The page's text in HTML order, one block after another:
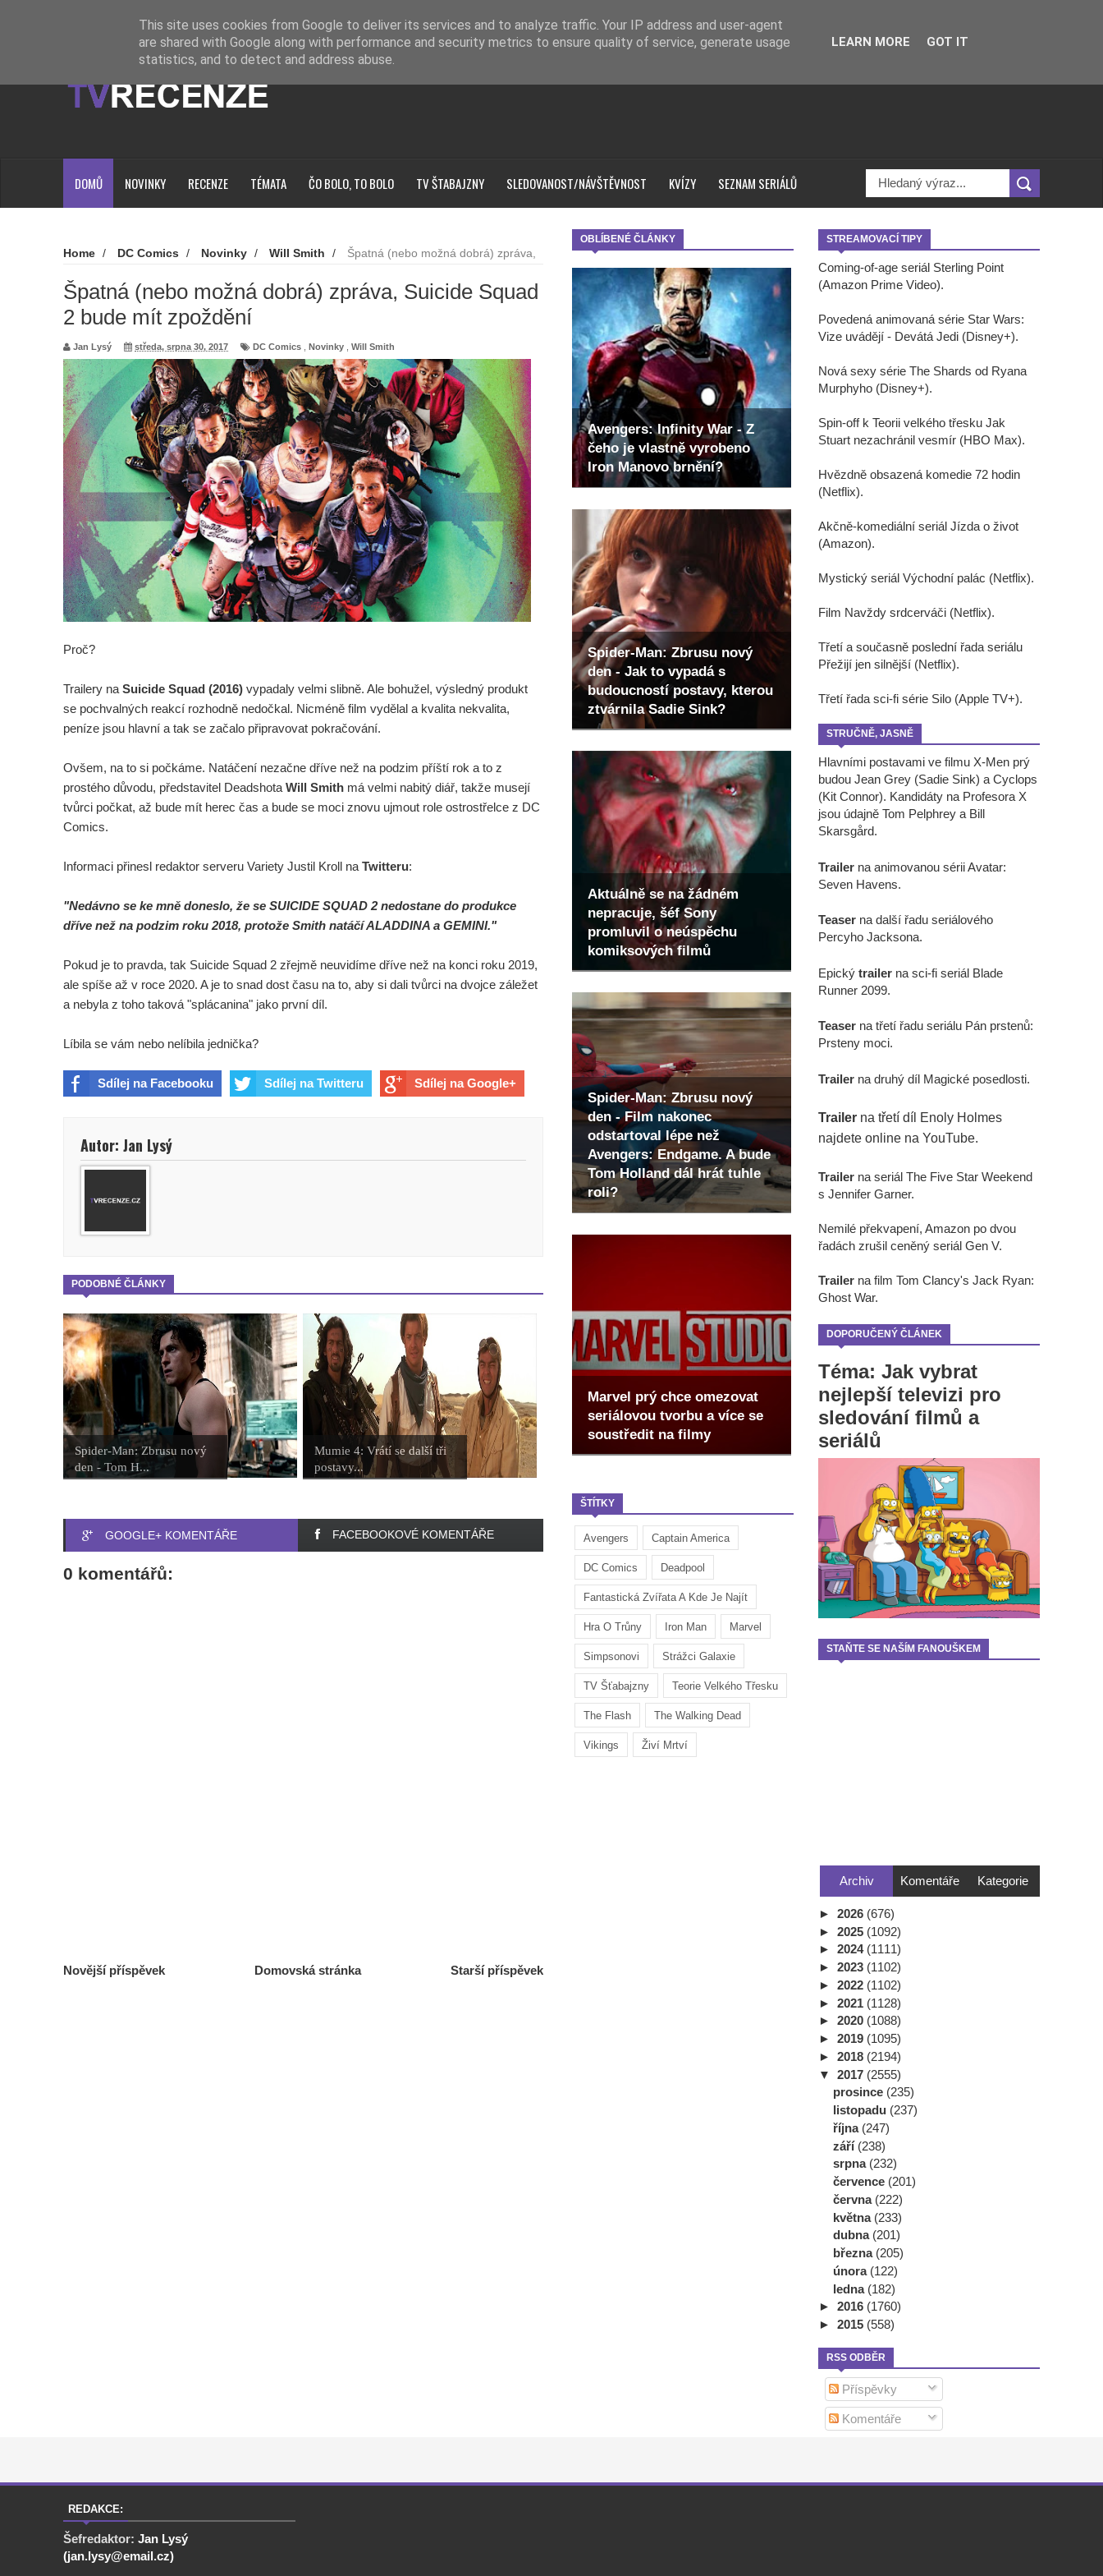
Loading...
DOMŮ NOVINKY RECENZE TÉMATA ČO BOLO, TO BOLO TV ŠTABAJZNY SLEDOVANOST/NÁVŠTĚVNOST KVÍZY SEZNAM SERIÁLŮ
OBLÍBENÉ ČLÁNKY
Avengers: Infinity War - Z
čeho je vlastně vyrobeno
Iron Manovo brnění?
Spider-Man: Zbrusu nový
den - Jak to vypadá s
budoucností postavy, kterou
ztvárnila Sadie Sink?
Aktuálně se na žádném
nepracuje, šéf Sony
promluvil o neúspěchu
komiksových filmů
Spider-Man: Zbrusu nový
den - Film nakonec
odstartoval lépe než
Avengers: Endgame. A bude
Tom Holland dál hrát tuhle
roli?
Marvel prý chce omezovat
seriálovou tvorbu a více se
soustředit na filmy
ŠTÍTKY
Avengers Captain America
DC Comics Deadpool
Fantastická Zvířata A Kde Je Najít
Hra O Trůny Iron Man Marvel
Simpsonovi Strážci Galaxie
TV Šťabajzny Teorie Velkého Třesku
The Flash The Walking Dead
Vikings Živí Mrtví
Home / DC Comics / Novinky / Will Smith /
Špatná (nebo možná dobrá) zpráva,
Špatná (nebo možná dobrá) zpráva, Suicide Squad
2 bude mít zpoždění
Jan Lysý středa, srpna 30, 2017 DC Comics Novinky Will Smith
Proč?
Trailery naSuicide Squad (2016) vypadaly velmi slibně. Ale bohužel, výsledný produkt
se pochvalných reakcí rozhodně nedočkal. Nicméně film vydělal a kvalita nekvalita,
peníze jsou hlavní a tak se začalo připravovat pokračování.
Ovšem, na to si počkáme. Natáčení nezačne dříve než na podzim příští rok a to z
prostého důvodu, představitel DeadshotaWill Smith má velmi nabitý diář, takže musejí
tvůrci počkat, až bude mít herec čas a bude se moci znovu ujmout role ostrostřelce z DC
Comics.
Informaci přinesl redaktor serveru Variety Justil Kroll naTwitteru:
"Nedávno se ke mně doneslo, že se SUICIDE SQUAD 2 nedostane do produkce
dříve než na podzim roku 2018, protože Smith natáčí ALADDINA a GEMINI."
Pokud je to pravda, tak Suicide Squad 2 zřejmě neuvidíme dříve než na konci roku 2019,
ale spíše až v roce 2020. A je to snad dost času na to, aby si dali tvůrci na dvojce záležet
a nebyla z toho taková "splácanina" jako první díl.
Líbila se vám nebo nelíbila jednička?
Sdílej na Facebooku Sdílej na Twitteru Sdílej na Google+
Autor: Jan Lysý
PODOBNÉ ČLÁNKY
Spider-Man: Zbrusu nový
den - Tom H...
Mumie 4: Vrátí se další tři
postavy...
GOOGLE+ KOMENTÁŘE FACEBOOKOVÉ KOMENTÁŘE
0 komentářů:
Novější příspěvek Starší příspěvek
Domovská stránka
STREAMOVACÍ TIPY
Coming-of-age seriál Sterling Point
(Amazon Prime Video).
Povedená animovaná série Star Wars:
Vize uvádějí - Devátá Jedi (Disney+).
Nová sexy série The Shards od Ryana
Murphyho (Disney+).
Spin-off k Teorii velkého třesku Jak
Stuart nezachránil vesmír (HBO Max).
Hvězdně obsazená komedie 72 hodin
(Netflix).
Akčně-komediální seriál Jízda o život
(Amazon).
Mystický seriál Východní palác (Netflix).
Film Navždy srdcerváči (Netflix).
Třetí a současně poslední řada seriálu
Přežijí jen silnější (Netflix).
Třetí řada sci-fi série Silo (Apple TV+).
STRUČNĚ, JASNĚ
Hlavními postavami ve filmu X-Men prý
budou Jean Grey (Sadie Sink) a Cyclops
(Kit Connor). Kandidáty na Profesora X
jsou údajně Tom Pelphrey a Bill
Skarsgård.
Trailer na animovanou sérii Avatar:
Seven Havens.
Teaser na další řadu seriálového
Percyho Jacksona.
Epický trailer na sci-fi seriál Blade
Runner 2099.
Teaser na třetí řadu seriálu Pán prstenů:
Prsteny moci.
Trailer na druhý díl Magické posedlosti.
Trailer na třetí díl Enoly Holmes
najdete online na YouTube.
Trailer na seriál The Five Star Weekend
s Jennifer Garner.
Nemilé překvapení, Amazon po dvou
řadách zrušil ceněný seriál Gen V.
Trailer na film Tom Clancy's Jack Ryan:
Ghost War.
DOPORUČENÝ ČLÁNEK
Téma: Jak vybrat
nejlepší televizi pro
sledování filmů a
seriálů
STAŇTE SE NAŠÍM FANOUŠKEM
Archiv Komentáře Kategorie
► 2026 (676)
► 2025 (1092)
► 2024 (1111)
► 2023 (1102)
► 2022 (1102)
► 2021 (1128)
► 2020 (1088)
► 2019 (1095)
► 2018 (2194)
▼ 2017 (2555)
prosince (235)
listopadu (237)
října (247)
září (238)
srpna (232)
července (201)
června (222)
května (233)
dubna (201)
března (205)
února (122)
ledna (182)
► 2016 (1760)
► 2015 (558)
RSS ODBĚR
Příspěvky
Komentáře
REDAKCE:
Šefredaktor: Jan Lysý
(jan.lysy@email.cz)
This site uses cookies from Google to deliver its services and to analyze traffic. Your IP address and user-agent
are shared with Google along with performance and security metrics to ensure quality of service, generate usage
statistics, and to detect and address abuse.
LEARN MORE GOT IT